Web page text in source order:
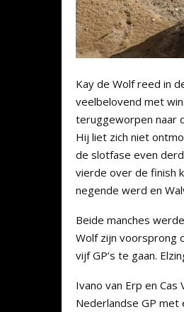
Kay de Wolf reed in
veelbelovend met
teruggeworpen naar
Hij liet zich niet
de slotfase even
vierde over de finish
negende werd en
Beide manches
Wolf zijn voorsprong
vijf GP’s te gaan.
Ivano van Erp en
Nederlandse GP met